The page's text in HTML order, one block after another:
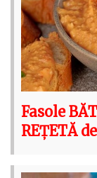
Fasole
REȚETĂ